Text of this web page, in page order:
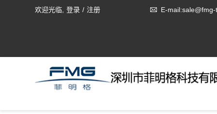
欢迎光临, 登录 / 注册 E-